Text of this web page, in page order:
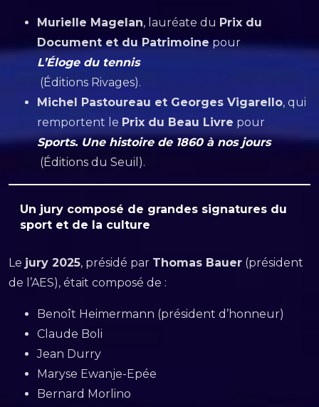
Murielle Magelan, lauréate du Prix du
Document et du Patrimoinepour
L’Éloge du tennis
(Éditions Rivages).
Michel Pastoureau et Georges Vigarello, qui
remportent le Prix du Beau Livre pour
Sports. Une histoire de 1860 à nos jours
(Éditions du Seuil).
Un jury composé de grandes signatures du
sport et de la culture
Le jury 2025, présidé par Thomas Bauer (président
de l’AES), était composé de :
Benoît Heimermann (président d’honneur)
Claude Boli
Jean Durry
Maryse Ewanje-Epée
Bernard Morlino